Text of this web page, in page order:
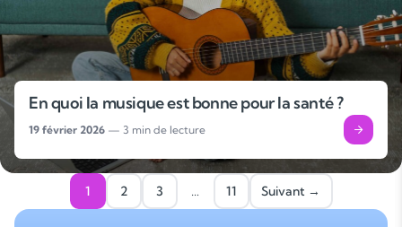
En quoi la musique est bonne pour la santé ?
19 février 2026 — 3 min de lecture
1 2 3 … 11 Suivant →
Les deux